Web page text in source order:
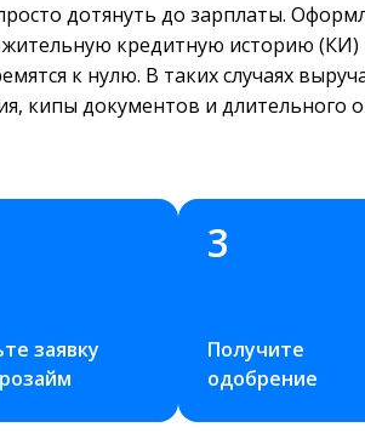
дотянуть до зарплаты.
кредитную историю
к нулю. В таких случаях
кипы документов и длительного
заявку
3
Получите
одобрение